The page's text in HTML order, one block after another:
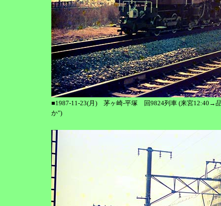
■1987-11-23(月) 茅ヶ崎-平塚 回9824列車 (来宮12:40→
か")